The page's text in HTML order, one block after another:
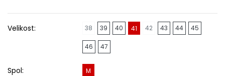
Velikost: 38 39 40 41 42 43 44 45
46 47
Spol: M